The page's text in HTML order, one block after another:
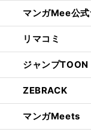
マンガMee公式
リマコミ
ジャンプTOON
ZEBRACK
マンガMeets